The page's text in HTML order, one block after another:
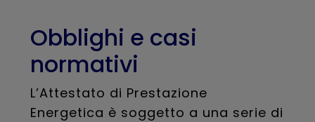
Obblighi e casi
normativi
L’Attestato di Prestazione
Energetica è soggetto a una serie di